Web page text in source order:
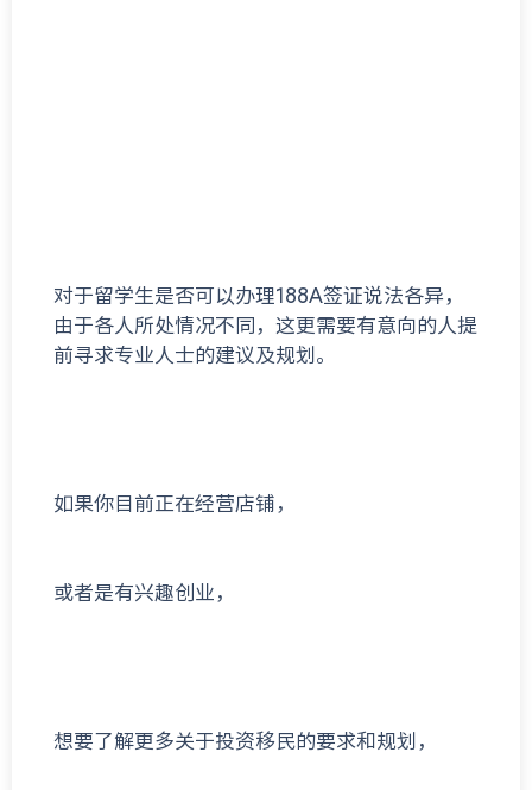
对于留学生是否可以办理188A签证说法各异，
由于各人所处情况不同，这更需要有意向的人提
前寻求专业人士的建议及规划。
如果你目前正在经营店铺，
或者是有兴趣创业，
想要了解更多关于投资移民的要求和规划，